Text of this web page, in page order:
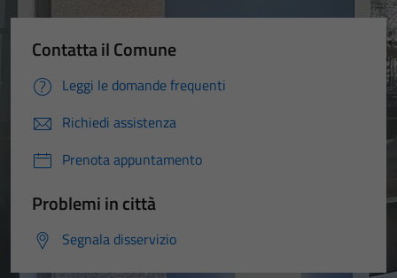
Contatta il Comune
Leggi le domande frequenti
Richiedi assistenza
Prenota appuntamento
Problemi in città
Segnala disservizio